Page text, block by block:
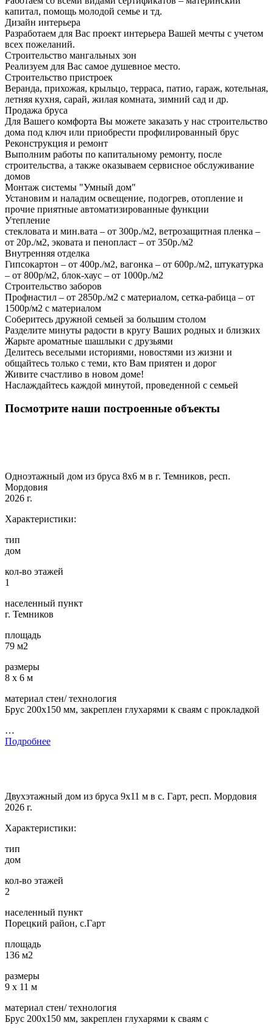
капитал, помощь молодой семье и тд.
Дизайн интерьера
Разработаем для Вас проект интерьера Вашей мечты с учетом
всех пожеланий.
Строительство мангальных зон
Реализуем для Вас самое душевное место.
Строительство пристроек
Веранда, прихожая, крыльцо, терраса, патио, гараж, котельная,
летняя кухня, сарай, жилая комната, зимний сад и др.
Продажа бруса
Для Вашего комфорта Вы можете заказать у нас строительство
дома под ключ или приобрести профилированный брус
Реконструкция и ремонт
Выполним работы по капитальному ремонту, после
строительства, а также оказываем сервисное обслуживание
домов
Монтаж системы "Умный дом"
Установим и наладим освещение, подогрев, отопление и
прочие приятные автоматизированные функции
Утепление
стекловата и мин.вата – от 300р./м2, ветрозащитная пленка –
от 20р./м2, эковата и пенопласт – от 350р./м2
Внутренняя отделка
Гипсокартон – от 400р./м2, вагонка – от 600р./м2, штукатурка
– от 800р/м2, блок-хаус – от 1000р./м2
Строительство заборов
Профнастил – от 2850р./м2 с материалом, сетка-рабица – от
1500р/м2 с материалом
Соберитесь дружной семьей за большим столом
Разделите минуты радости в кругу Ваших родных и близких
Жарьте ароматные шашлыки с друзьями
Делитесь веселыми историями, новостями из жизни и
общайтесь только с теми, кто Вам приятен и дорог
Живите счастливо в новом доме!
Наслаждайтесь каждой минутой, проведенной с семьей
Посмотрите наши построенные объекты
Одноэтажный дом из бруса 8х6 м в г. Темников, респ.
Мордовия
2026 г.
Характеристики:
тип
дом
кол-во этажей
1
населенный пункт
г. Темников
площадь
79 м2
размеры
8 х 6 м
материал стен/ технология
Брус 200х150 мм, закреплен глухарями к сваям с прокладкой
…
Подробнее
Двухэтажный дом из бруса 9х11 м в с. Гарт, респ. Мордовия
2026 г.
Характеристики:
тип
дом
кол-во этажей
2
населенный пункт
Порецкий район, с.Гарт
площадь
136 м2
размеры
9 х 11 м
материал стен/ технология
Брус 200х150 мм, закреплен глухарями к сваям с